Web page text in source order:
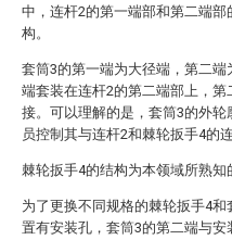
中，连杆2的第一端部和第二端
构。
套筒3的第一端为大径端，第二
端套装在连杆2的第二端部上，
接。可以理解的是，套筒3的外
员控制其与连杆2和棘轮扳手4的连
棘轮扳手4的结构为本领域所熟知
为了更换不同规格的棘轮扳手4
置有安装孔，套筒3的第二端与